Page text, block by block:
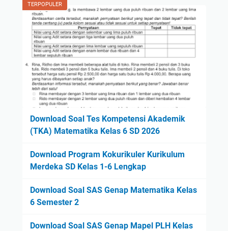
TERPOPULER
Download Soal Tes Kompetensi Akademik
(TKA) Matematika Kelas 6 SD 2026
Download Program Kokurikuler Kurikulum
Merdeka SD Kelas 1-6 Lengkap
Download Soal SAS Genap Matematika Kelas
6 Semester 2
Download Soal SAS Genap Mapel PLH Kelas